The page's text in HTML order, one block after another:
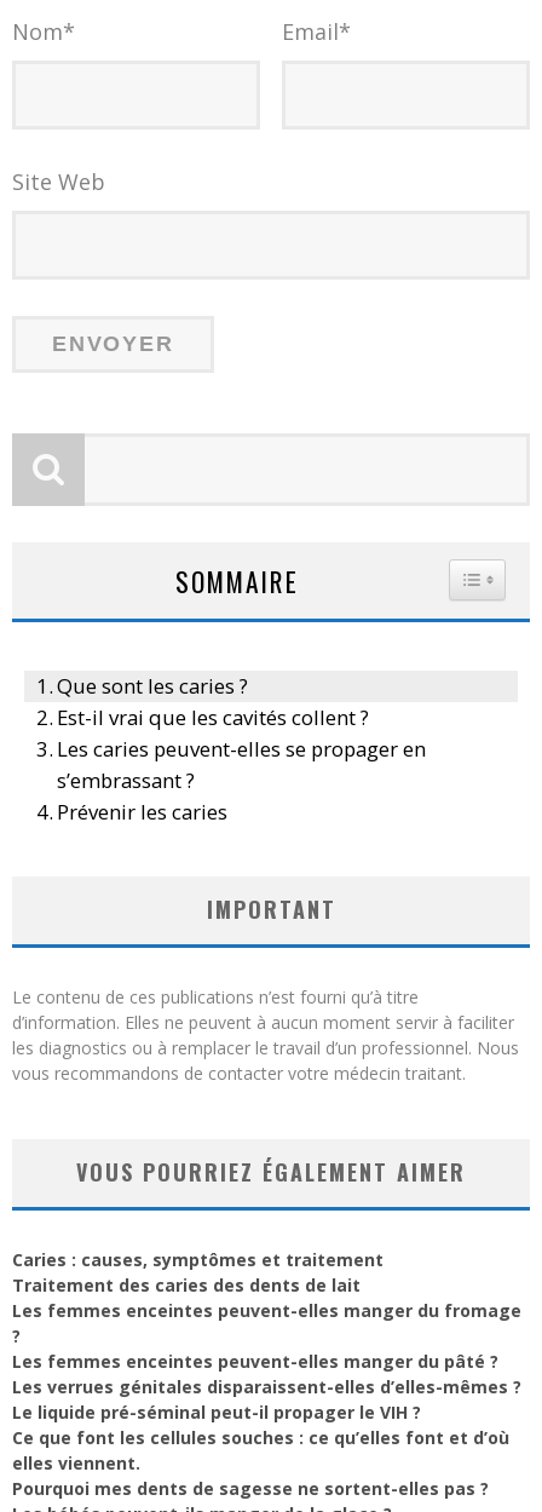
Nom* Email*
Site Web
SOMMAIRE
Que sont les caries ?
Est-il vrai que les cavités collent ?
Les caries peuvent-elles se propager en
s’embrassant ?
Prévenir les caries
IMPORTANT
Le contenu de ces publications n’est fourni qu’à titre
d’information. Elles ne peuvent à aucun moment servir à faciliter
les diagnostics ou à remplacer le travail d’un professionnel. Nous
vous recommandons de contacter votre médecin traitant.
VOUS POURRIEZ ÉGALEMENT AIMER
Caries : causes, symptômes et traitement
Traitement des caries des dents de lait
Les femmes enceintes peuvent-elles manger du fromage
?
Les femmes enceintes peuvent-elles manger du pâté ?
Les verrues génitales disparaissent-elles d’elles-mêmes ?
Le liquide pré-séminal peut-il propager le VIH ?
Ce que font les cellules souches : ce qu’elles font et d’où
elles viennent.
Pourquoi mes dents de sagesse ne sortent-elles pas ?